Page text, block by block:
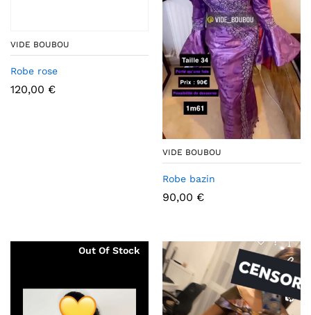
VIDE BOUBOU
Robe rose
120,00 €
VIDE BOUBOU
Robe bazin
90,00 €
Out Of Stock